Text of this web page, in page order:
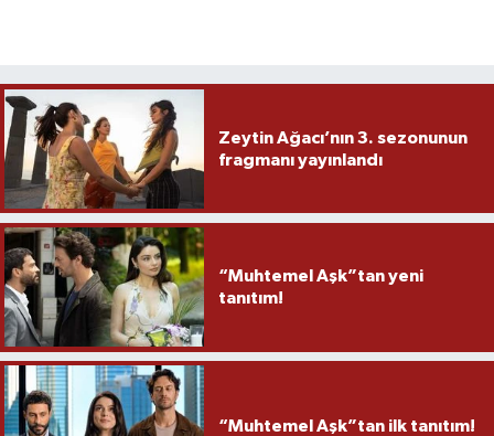
Zeytin Ağacı’nın 3. sezonunun
fragmanı yayınlandı
“Muhtemel Aşk”tan yeni
tanıtım!
“Muhtemel Aşk”tan ilk tanıtım!